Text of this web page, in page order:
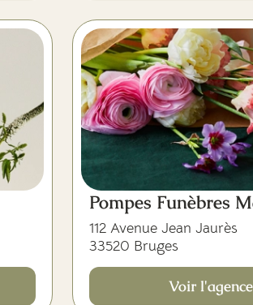
Pompes Funèbres
112 Avenue Jean Jaurès
33520 Bruges
Voir l'agence